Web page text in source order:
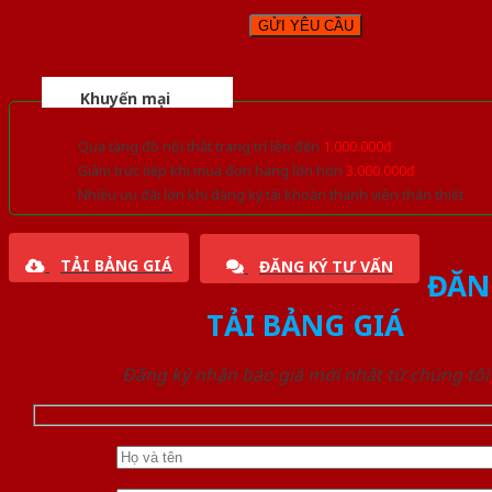
Khuyến mại
Quà tặng đồ nội thất trang trí lên đến 1.000.000đ
Giảm trực tiếp khi mua đơn hàng lớn hơn 3.000.000đ
Nhiều ưu đãi lớn khi đăng ký tài khoản thành viên thân thiết
TẢI BẢNG GIÁ ĐĂNG KÝ TƯ VẤN
TẢI BẢNG GIÁ
Đăng ký nhận báo giá mới nhất từ chúng tôi